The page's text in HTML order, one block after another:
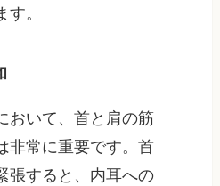
。
おいて、首と肩の筋
非常に重要です。首
張すると、内耳への